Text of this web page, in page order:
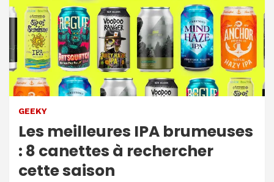
GEEKY
Les meilleures IPA brumeuses
: 8 canettes à rechercher
cette saison